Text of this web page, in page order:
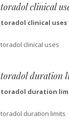
toradol clinical
toradol clinical uses
toradol clinical uses
toradol duration
toradol duration
toradol duration limits